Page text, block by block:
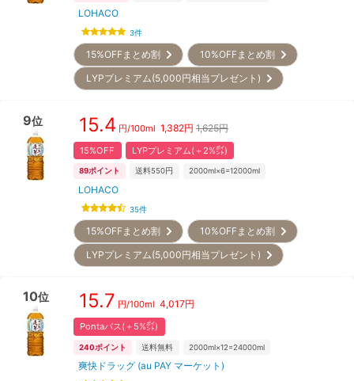
LOHACO
3件
15%OFFまとめ割
10%OFFまとめ割
LYPプレミアム(5,000円相当プレゼント)
9位 15.4 円/100ml 1,382円 1,625円
15%OFF LYPプレミアム(＋2%㌽)
89ポイント 送料550円 2000ml×6=12000ml
LOHACO
35件
15%OFFまとめ割
10%OFFまとめ割
LYPプレミアム(5,000円相当プレゼント)
10位 15.7 円/100ml 4,017円
Pontaパス(＋5%㌽)
240ポイント 送料無料 2000ml×12=24000ml
爽快ドラッグ (au PAY マーケット)